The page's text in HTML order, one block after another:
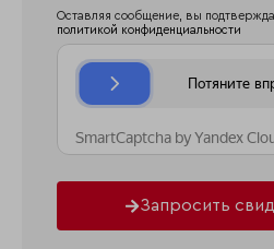
Оставляя сообщение, вы
политикой конфиденциальности
Запросить